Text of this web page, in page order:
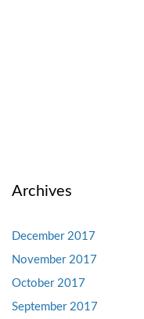
Archives
December 2017
November 2017
October 2017
September 2017